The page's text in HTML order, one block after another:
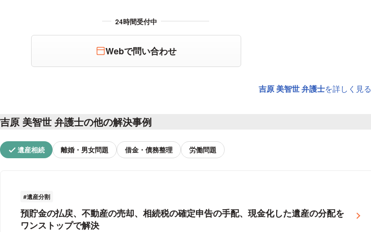
Webで問い合わせ
吉原 美智世 弁護士を詳しく見る
吉原 美智世 弁護士の他の解決事例
遺産相続 離婚・男女問題 借金・債務整理 労働問題
遺産分割
預貯金の払戻、不動産の売却、相続税の確定申告の手配、現金化した遺産の分配を
ワンストップで解決